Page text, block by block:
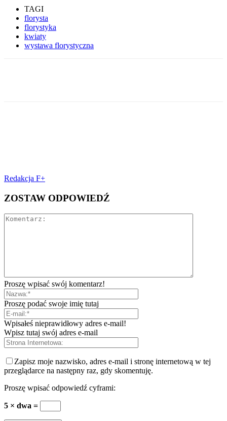
TAGI
florysta
florystyka
kwiaty
wystawa florystyczna
Redakcja F+
ZOSTAW ODPOWIEDŹ
Proszę wpisać swój komentarz!
Proszę podać swoje imię tutaj
Wpisałeś nieprawidłowy adres e-mail!
Wpisz tutaj swój adres e-mail
Zapisz moje nazwisko, adres e-mail i stronę internetową w tej
przeglądarce na następny raz, gdy skomentuję.
Proszę wpisać odpowiedź cyframi:
5 × dwa =